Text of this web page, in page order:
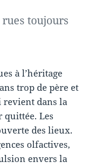
toujours
à l’héritage
trop de père et
revient dans la
quittée. Les
des lieux.
olfactives,
envers la